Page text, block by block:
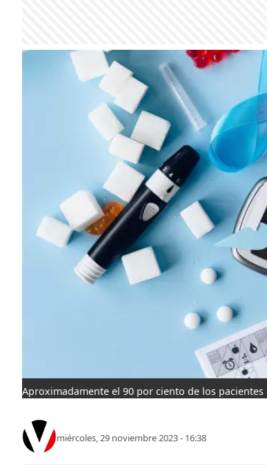
Aproximadamente el 90 por ciento de los
miércoles, 29 noviembre 2023 - 16:38